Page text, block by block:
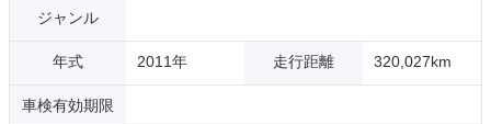
ジャンル
年式 2011年 走行距離 320,027km
車検有効期限